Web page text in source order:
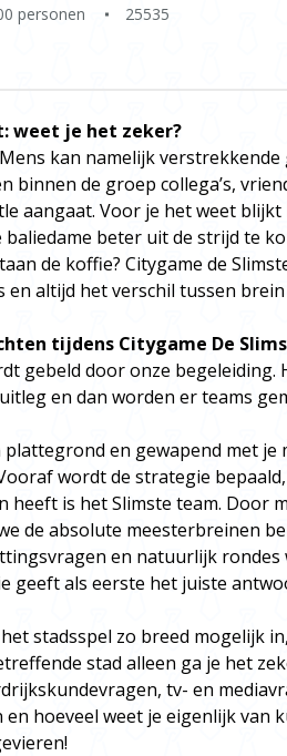
personen 25535
weet je het zeker?
kan namelijk
binnen de groep collega’s,
aangaat. Voor je het weet
beter uit de strijd te
de koffie? Citygame de
en altijd het verschil tussen
tijdens Citygame De
gebeld door onze begeleiding.
en dan worden er teams
plattegrond en gewapend met
wordt de strategie
heeft is het Slimste team. Door
de absolute meesterbreinen
en natuurlijk rondes
geeft als eerste het juiste
stadsspel zo breed mogelijk
stad alleen ga je het
tv- en
hoeveel weet je eigenlijk van